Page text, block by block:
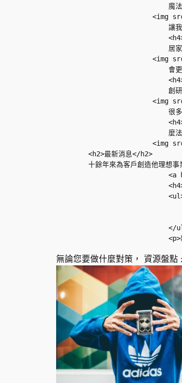
魔法
<img
讓我
居家
<img
會更
創研
<img
很多
麼法
<img
        <h2>最新消息</h2>
十餘年來為客戶創造他
<a
</
無論您要做什麼對策， 資源盤點